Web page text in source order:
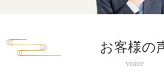
お客様の